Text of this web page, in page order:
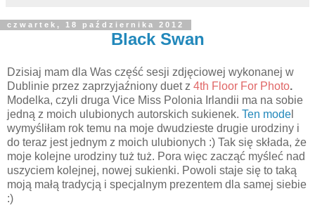
czwartek, 18 października 2012
Black Swan
Dzisiaj mam dla Was część sesji zdjęciowej wykonanej w
Dublinie przez zaprzyjaźniony duet z 4th Floor For Photo.
Modelka, czyli druga Vice Miss Polonia Irlandii ma na sobie
jedną z moich ulubionych autorskich sukienek. Ten mode
wymyśliłam rok temu na moje dwudzieste drugie urodziny i
do teraz jest jednym z moich ulubionych :) Tak się składa, że
moje kolejne urodziny tuż tuż. Pora więc zacząć myśleć nad
uszyciem kolejnej, nowej sukienki. Powoli staje się to taką
moją małą tradycją i specjalnym prezentem dla samej siebie
:)